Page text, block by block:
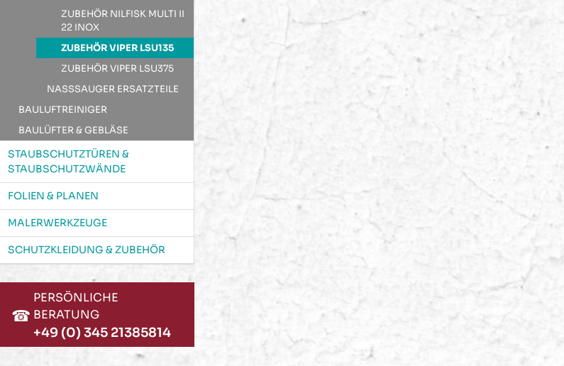
ZUBEHÖR NILFISK MULTI II
22 INOX
ZUBEHÖR VIPER LSU135
ZUBEHÖR VIPER LSU375
NASSSAUGER ERSATZTEILE
BAULUFTREINIGER
BAULÜFTER & GEBLÄSE
STAUBSCHUTZTÜREN &
STAUBSCHUTZWÄNDE
FOLIEN & PLANEN
MALERWERKZEUGE
SCHUTZKLEIDUNG & ZUBEHÖR
☎
PERSÖNLICHE
BERATUNG
+49 (0) 345 21385814